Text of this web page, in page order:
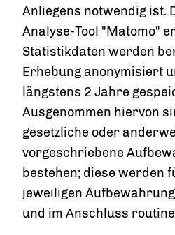
Anliegens notwendig ist.
Analyse-Tool "Matomo"
Statistikdaten werden
Erhebung anonymisiert
längstens 2 Jahre
Ausgenommen hiervon
gesetzliche oder
vorgeschriebene
bestehen; diese werden
jeweiligen
und im Anschluss